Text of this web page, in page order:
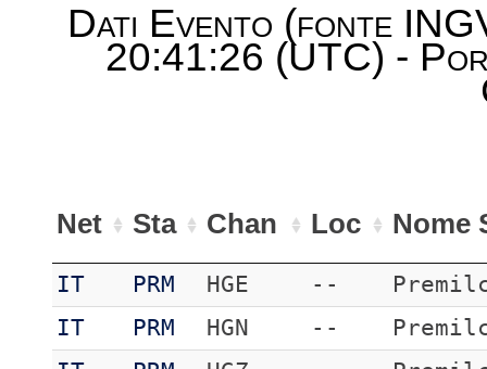
Dati Evento (fonte
20:41:26 (UTC) -
Net Sta Chan Loc Nome
IT PRM HGE --
IT
PRM HGN --